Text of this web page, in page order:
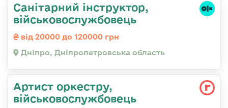
Санітарний інструктор,
військовослужбовець
від 20000 до 120000 грн
Дніпро, Дніпропетровська область
Артист оркестру,
військовослужбовець